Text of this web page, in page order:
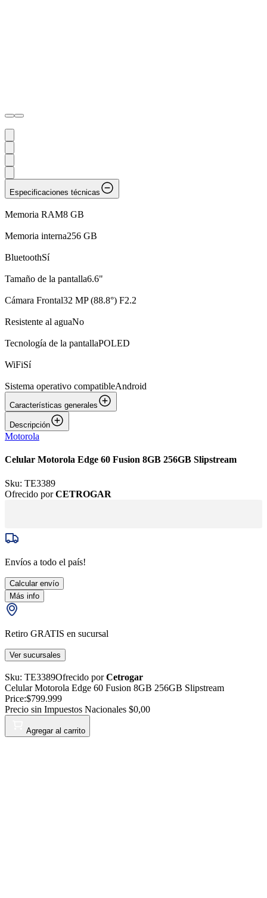
Especificaciones técnicas
Memoria RAM8 GB
Memoria interna256 GB
BluetoothSí
Tamaño de la pantalla6.6"
Cámara Frontal32 MP (88.8°) F2.2
Resistente al aguaNo
Tecnología de la pantallaPOLED
WiFiSí
Sistema operativo compatibleAndroid
Características generales
Descripción
Motorola
Celular Motorola Edge 60 Fusion 8GB 256GB Slipstream
Sku: TE3389
Ofrecido porCETROGAR
Envíos a todo el país!
Calcular envío
Más info
Retiro GRATIS en sucursal
Ver sucursales
Sku: TE3389Ofrecido porCetrogar
Celular Motorola Edge 60 Fusion 8GB 256GB Slipstream
Price:$799.999
Precio sin Impuestos Nacionales $0,00
Agregar al carrito